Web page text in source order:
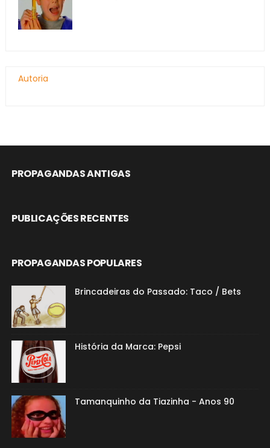
Autoria
PROPAGANDAS ANTIGAS
PUBLICAÇÕES RECENTES
PROPAGANDAS POPULARES
Brincadeiras do Passado: Taco / Bets
História da Marca: Pepsi
Tamanquinho da Tiazinha - Anos 90